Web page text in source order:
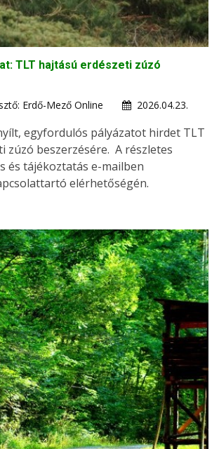
TLT hajtású erdészeti zúzó
Erdő-Mező Online
2026.04.23.
egyfordulós pályázatot hirdet TLT
zúzó beszerzésére. A részletes
és tájékoztatás e-mailben
elérhetőségén.